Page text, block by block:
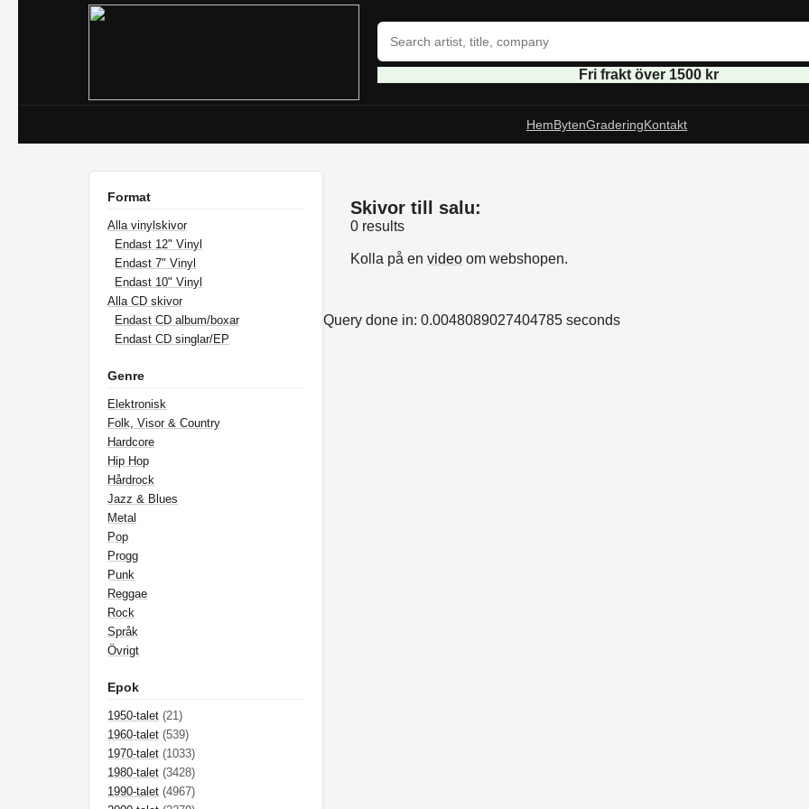
Fri frakt över 1500 kr
HemBytenGraderingKontakt
Format
Alla vinylskivor
Endast 12" Vinyl
Endast 7" Vinyl
Endast 10" Vinyl
Alla CD skivor
Endast CD album/boxar
Endast CD singlar/EP
Genre
Elektronisk
Folk, Visor & Country
Hardcore
Hip Hop
Hårdrock
Jazz & Blues
Metal
Pop
Progg
Punk
Reggae
Rock
Språk
Övrigt
Epok
1950-talet (21)
1960-talet (539)
1970-talet (1033)
1980-talet (3428)
1990-talet (4967)
Skivor till salu:
0 results
Kolla på envideo om webshopen.
Query done in: 0.0048089027404785 seconds